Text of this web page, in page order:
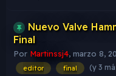
Nuevo Valve
Final
Por Martinssj4, marzo 8,
editor final (y 3